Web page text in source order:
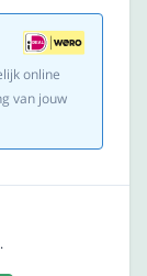
online
van jouw